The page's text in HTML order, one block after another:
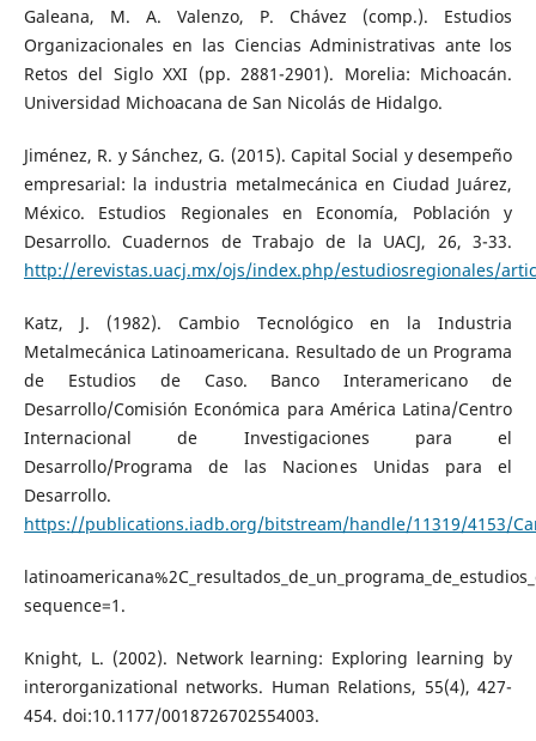
Galeana, M. A. Valenzo, P. Chávez (comp.). Estudios
Organizacionales en las Ciencias Administrativas ante los
Retos del Siglo XXI (pp. 2881-2901). Morelia: Michoacán.
Universidad Michoacana de San Nicolás de Hidalgo.
Jiménez, R. y Sánchez, G. (2015). Capital Social y desempeño
empresarial: la industria metalmecánica en Ciudad Juárez,
México. Estudios Regionales en Economía, Población y
Desarrollo. Cuadernos de Trabajo de la UACJ, 26, 3-33.
http://erevistas.uacj.mx/ojs/index.php/estudiosregionales/
Katz, J. (1982). Cambio Tecnológico en la Industria
Metalmecánica Latinoamericana. Resultado de un Programa
de Estudios de Caso. Banco Interamericano de
Desarrollo/Comisión Económica para América Latina/Centro
Internacional de Investigaciones para el
Desarrollo/Programa de las Naciones Unidas para el
Desarrollo.
https://publications.iadb.org/bitstream/handle/11319/4153/
sequence=1.
Knight, L. (2002). Network learning: Exploring learning by
interorganizational networks. Human Relations, 55(4), 427-
454. doi:10.1177/0018726702554003.